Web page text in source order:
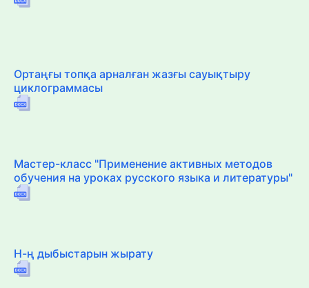
Ортаңғы топқа арналған жазғы сауықтыру
циклограммасы
Мастер-класс "Применение активных методов
обучения на уроках русского языка и литературы"
Н-ң дыбыстарын жырату